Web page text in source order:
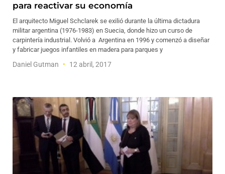
para reactivar su economía
El arquitecto Miguel Schclarek se exilió durante la última dictadura
militar argentina (1976-1983) en Suecia, donde hizo un curso de
carpintería industrial. Volvió a Argentina en 1996 y comenzó a diseñar
y fabricar juegos infantiles en madera para parques y
Daniel Gutman 12 abril, 2017